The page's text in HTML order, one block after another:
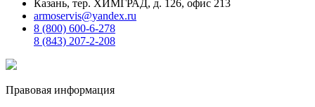
Казань, тер. ХИМГРАД, д. 126, офис 213
armoservis@yandex.ru
8 (800) 600-6-278
8 (843) 207-2-208
Правовая информация